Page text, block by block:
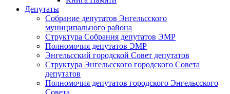
Депутаты
Собрание депутатов Энгельсского
муниципального района
Структура Собрания депутатов ЭМР
Полномочия депутатов ЭМР
Энгельсский городской Совет депутатов
Структура Энгельсского городского Совета
депутатов
Полномочия депутатов городского Энгельсского